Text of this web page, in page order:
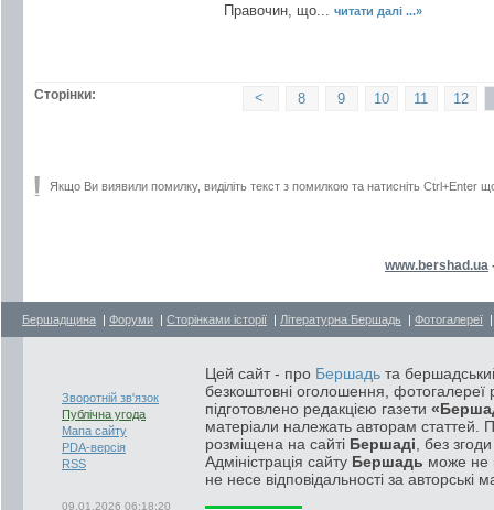
Правочин, що...
читати далі ...»
Сторінки: 12
11
10
9
8
<
Якщо Ви виявили помилку, виділіть текст з помилкою та натисніть Ctrl+Enter
www.bershad.ua
Бершадщина | Форуми | Сторінками історії | Літературна Бершадь | Фотогалереї
Зворотній зв'язок
Публічна угода
Мапа сайту
PDA-версія
RSS
09.01.2026 06:18:20
Цей сайт - про Бершадь та
безкоштовні оголошення, фотогалереї
підготовлено редакцією газети
матеріали належать авторам статтей.
розміщена на сайті Бершаді , без
Адміністрація сайту Бершадь може не
не несе відповідальності за авторські